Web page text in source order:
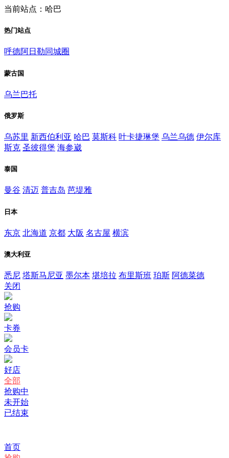
当前站点：哈巴
热门站点
呼德阿日勒同城圈
蒙古国
乌兰巴托
俄罗斯
乌苏里 新西伯利亚 哈巴 莫斯科 叶卡捷琳堡 乌兰乌德 伊尔库
斯克 圣彼得堡 海参崴
泰国
曼谷 清迈 普吉岛 芭堤雅
日本
东京 北海道 京都 大阪 名古屋 横滨
澳大利亚
悉尼 塔斯马尼亚 墨尔本 堪培拉 布里斯班 珀斯 阿德菜德
关闭
抢购
卡券
会员卡
好店
全部
抢购中
未开始
已结束
首页